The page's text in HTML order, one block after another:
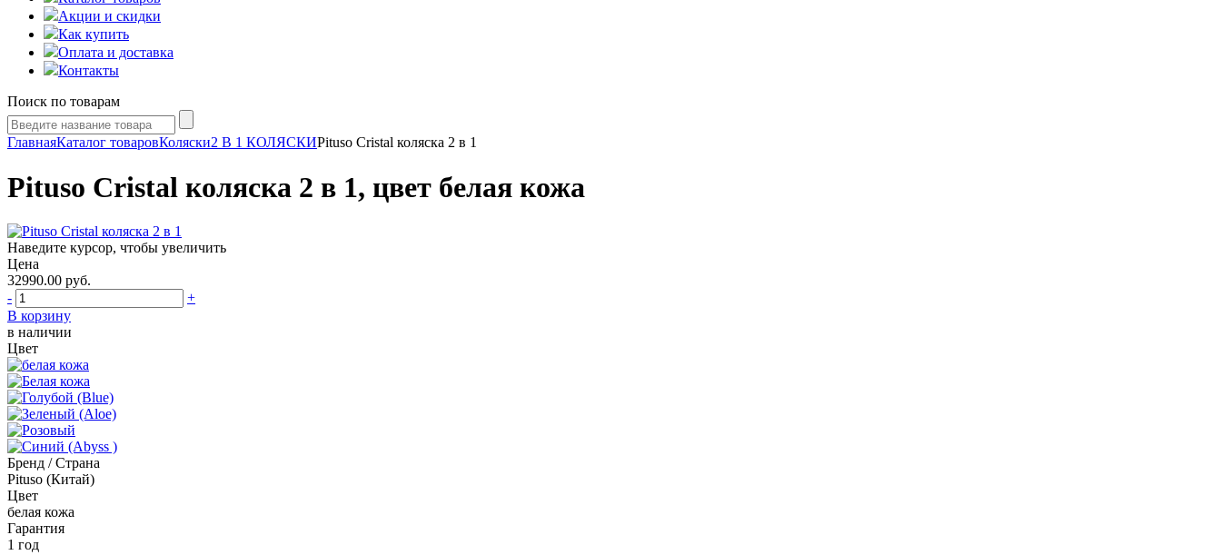
Акции и скидки
Как купить
Оплата и доставка
Контакты
Поиск по товарам
ГлавнаяКаталог товаровКоляски2 В 1 КОЛЯСКИPituso Cristal коляска 2 в 1
Pituso Cristal коляска 2 в 1, цвет белая кожа
Наведите курсор, чтобы увеличить
Цена
32990.00 руб.
-
+
В корзину
в наличии
Цвет
Бренд / Страна
Pituso (Китай)
Цвет
белая кожа
Гарантия
1 год